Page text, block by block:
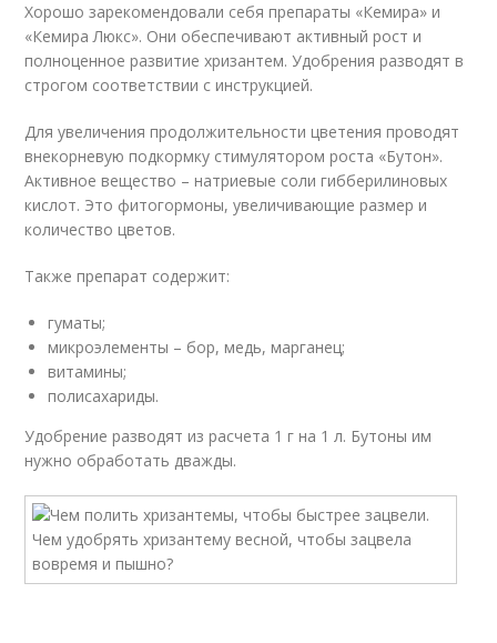
Хорошо зарекомендовали себя препараты «Кемира» и
«Кемира Люкс». Они обеспечивают активный рост и
полноценное развитие хризантем. Удобрения разводят в
строгом соответствии с инструкцией.
Для увеличения продолжительности цветения проводят
внекорневую подкормку стимулятором роста «Бутон».
Активное вещество – натриевые соли гибберилиновых
кислот. Это фитогормоны, увеличивающие размер и
количество цветов.
Также препарат содержит:
гуматы;
микроэлементы – бор, медь, марганец;
витамины;
полисахариды.
Удобрение разводят из расчета 1 г на 1 л. Бутоны им
нужно обработать дважды.